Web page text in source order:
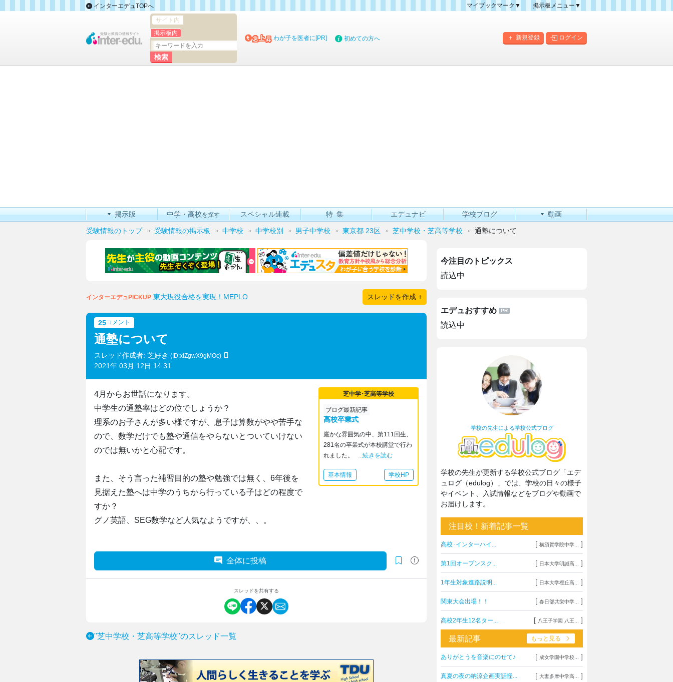
インターエデュTOPへ
マイブックマーク▼
掲示板メニュー▼
掲示板マップ
新規登録 ログイン
サイト内
掲示板内
わが子を医者に[PR] 初めての方へ
掲示版 中学・高校を探す スペシャル連載 特集 エデュナビ 学校ブログ 動画
受験情報のトップ 受験情報の掲示板 中学校 中学校別 男子中学校 東京都 23区 芝中学校・芝高等学校 通塾について
インターエデュPICKUP 東大現役合格を実現！MEPLO スレッドを作成 +
25コメント
通塾について
スレッド作成者: 芝好き (ID:xiZgwX9gMOc)
2021年 03月 12日 14:31
芝中学･芝高等学校
ブログ最新記事
高校卒業式
厳かな雰囲気の中、第111回生、
281名の卒業式が本校講堂で行わ
れました。 ...続きを読む
基本情報 学校HP
4月からお世話になります。
中学生の通塾率はどの位でしょうか？
理系のお子さんが多い様ですが、息子は算数がやや苦手な
ので、数学だけでも塾や通信をやらないとついていけない
のでは無いかと心配です。
また、そう言った補習目的の塾や勉強では無く、6年後を
見据えた塾へは中学のうちから行っている子はどの程度で
すか？
グノ英語、SEG数学など人気なようですが、、。
全体に投稿
スレッドを共有する
"芝中学校・芝高等学校"のスレッド一覧
今注目のトピックス
読込中
エデュおすすめ
読込中
学校の先生による学校公式ブログ
学校の先生が更新する学校公式ブログ「エデ
ュログ（edulog）」では、学校の日々の様子
やイベント、入試情報などをブログや動画で
お届けします。
注目校！新着記事一覧
高校･インターハイ... [ 横須賀学院中学... ]
第1回オープンスク... [ 日本大学明誠高... ]
1年生対象進路説明... [ 日本大学櫻丘高... ]
関東大会出場！！ [ 春日部共栄中学... ]
高校2年生12名ター... [ 八王子学園 八王... ]
最新記事 もっと見る
ありがとうを音楽にのせて♪ [ 成女学園中学校... ]
真夏の夜の納涼企画実話怪... [ 大妻多摩中学高... ]